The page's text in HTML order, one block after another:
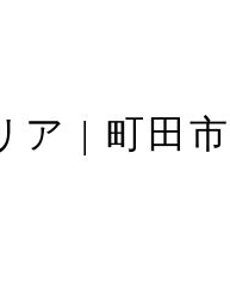
ア | 町田